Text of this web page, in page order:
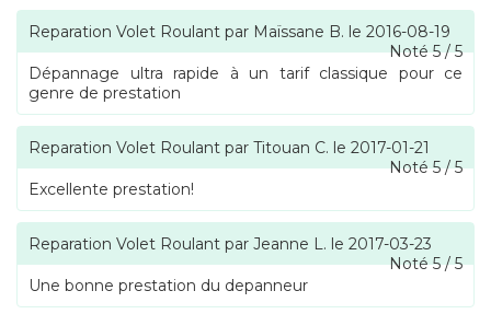
Reparation Volet Roulant par Maïssane B. le 2016-08-19
Noté5/5
Dépannage ultra rapide à un tarif classique pour ce
genre de prestation
Reparation Volet Roulant par Titouan C. le 2017-01-21
Noté5/5
Excellente prestation!
Reparation Volet Roulant par Jeanne L. le 2017-03-23
Noté5/5
Une bonne prestation du depanneur